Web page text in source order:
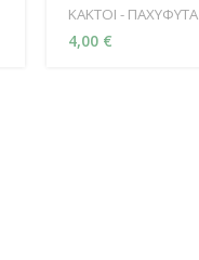
ΚΑΚΤΟΙ - ΠΑΧΥΦΥΤΑ
4,00 €